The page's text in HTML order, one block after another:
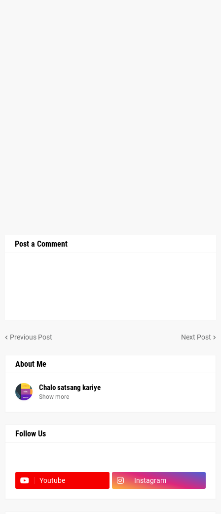
Post a Comment
Previous Post Next Post
About Me
Chalo satsang kariye
Show more
Follow Us
Youtube Instagram